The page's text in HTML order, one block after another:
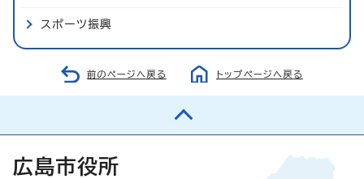
スポーツ振興
前のページへ戻る トップページへ戻る
広島市役所